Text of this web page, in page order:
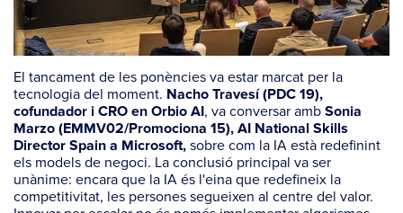
El tancament de les ponències va estar marcat per la
tecnologia del moment. Nacho Travesí (PDC 19),
cofundador i CRO en Orbio AI , va conversar amb Sonia
Marzo (EMMV02/Promociona 15), AI National Skills
Director Spain a Microsoft, sobre com la IA està redefinint
els models de negoci. La conclusió principal va ser
unànime: encara que la IA és l'eina que redefineix la
competitivitat, les persones segueixen al centre del valor.